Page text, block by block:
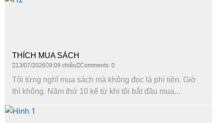
THÍCH MUA SÁCH
13/07/2026 9:09 chiều Comments: 0
Tôi từng nghĩ mua sách mà không đọc là phí tiền. Giờ
thì không. Năm thứ 10 kể từ khi tôi bắt đầu mua...